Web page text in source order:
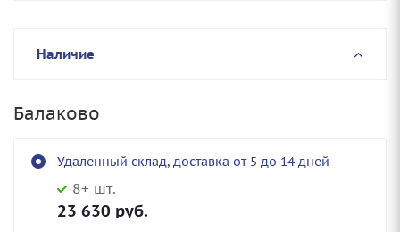
Наличие
Балаково
Удаленный склад, доставка от 5 до 14 дней
8+ шт.
23 630 руб.